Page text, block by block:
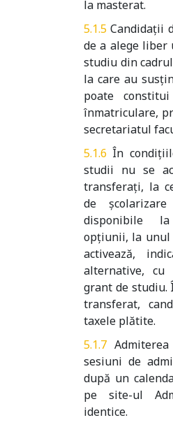
la masterat.
Candidaţii
de a alege liber
studiu din
la care au
poate
înmatriculare,
secretariatul
În
studii nu se
transferaţi, la
de
disponibile
opțiunii, la unul
activează,
alternative,
grant de studiu.
transferat,
taxele plătite.
sesiuni de
după un
pe site-ul
identice.